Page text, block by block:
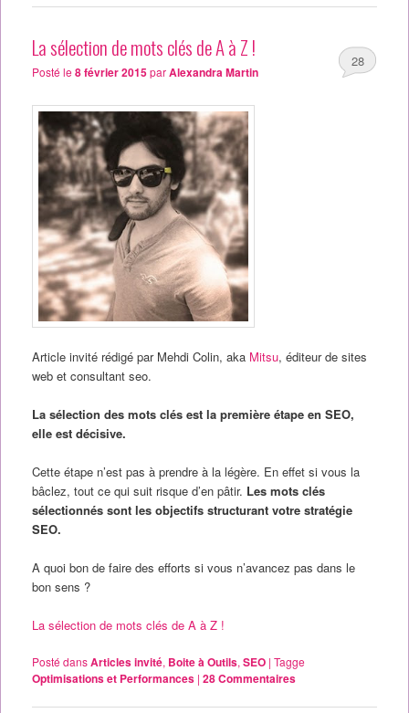
La sélection de mots clés de A à Z !
Posté le 8 février 2015parAlexandra Martin
28
Article invité rédigé par Mehdi Colin, aka Mitsu, éditeur de sites
web et consultant seo.
La sélection des mots clés est la première étape en SEO,
elle est décisive.
Cette étape n’est pas à prendre à la légère. En effet si vous la
bâclez, tout ce qui suit risque d’en pâtir. Les mots clés
sélectionnés sont les objectifs structurant votre stratégie
SEO.
A quoi bon de faire des efforts si vous n’avancez pas dans le
bon sens ?
La sélection de mots clés de A à Z !
Posté dansArticles invité, Boite à Outils,SEO | Tagge
Optimisations et Performances | 28Commentaires